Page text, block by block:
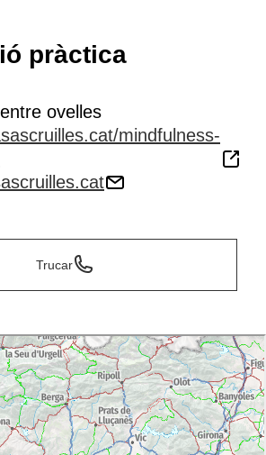
pràctica
ovelles
mindfulness-
Trucar